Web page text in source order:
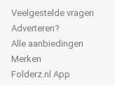
Veelgestelde vragen
Adverteren?
Alle aanbiedingen
Merken
Folderz.nl App